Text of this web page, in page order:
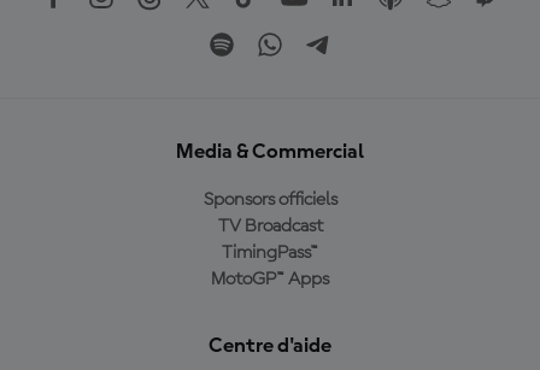
Media & Commercial
Sponsors officiels
TV Broadcast
TimingPass™
MotoGP™ Apps
Centre d'aide